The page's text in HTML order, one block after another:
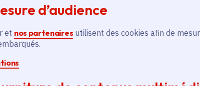
d’audience
et nos partenaires utilisent des cookies afin de
Ce jardin inscrit aux Monuments